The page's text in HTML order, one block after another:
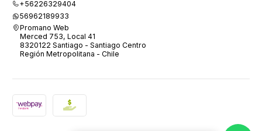
+56226329404
56962189933
Promano Web
Merced 753, Local 41
8320122 Santiago - Santiago Centro
Región Metropolitana - Chile